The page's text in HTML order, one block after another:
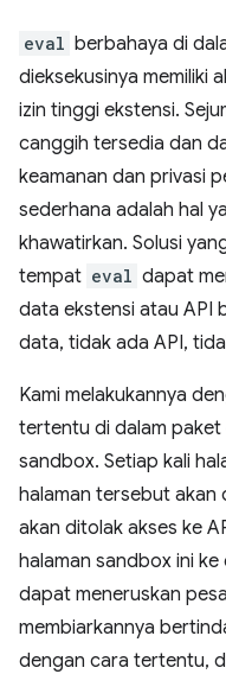
eval berbahaya di
dieksekusinya memiliki
izin tinggi ekstensi.
canggih tersedia dan
keamanan dan privasi
sederhana adalah hal
khawatirkan. Solusi
tempat eval dapat
data ekstensi atau API
data, tidak ada API,
Kami melakukannya
tertentu di dalam
sandbox. Setiap kali
halaman tersebut akan
akan ditolak akses ke
halaman sandbox ini ke
dapat meneruskan
membiarkannya
dengan cara tertentu,